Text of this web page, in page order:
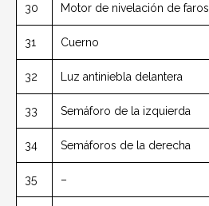
30 Motor de nivelación de faros
31 Cuerno
32 Luz antiniebla delantera
33 Semáforo de la izquierda
34 Semáforos de la derecha
35 –